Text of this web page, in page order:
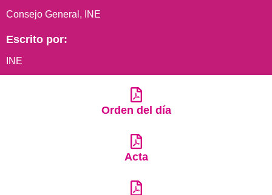
Consejo General , INE
Escrito por:
INE
Orden del día
Acta